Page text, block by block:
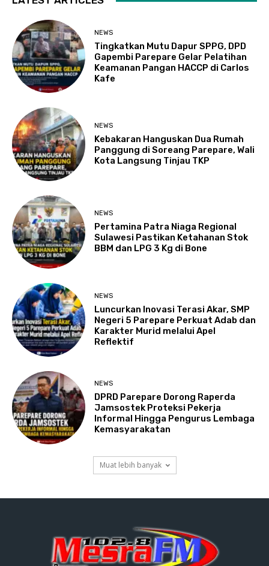
NEWS
Tingkatkan Mutu Dapur SPPG, DPD
Gapembi Parepare Gelar Pelatihan
Keamanan Pangan HACCP di Carlos
Kafe
NEWS
Kebakaran Hanguskan Dua Rumah
Panggung di Soreang Parepare, Wali
Kota Langsung Tinjau TKP
NEWS
Pertamina Patra Niaga Regional
Sulawesi Pastikan Ketahanan Stok
BBM dan LPG 3 Kg di Bone
NEWS
Luncurkan Inovasi Terasi Akar, SMP
Negeri 5 Parepare Perkuat Adab dan
Karakter Murid melalui Apel
Reflektif
NEWS
DPRD Parepare Dorong Raperda
Jamsostek Proteksi Pekerja
Informal Hingga Pengurus Lembaga
Kemasyarakatan
Muat lebih banyak